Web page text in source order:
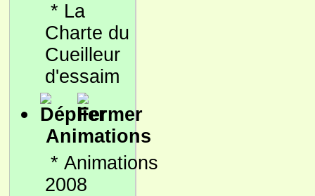
* La
Charte du
Cueilleur
d'essaim
Animations
* Animations
2008